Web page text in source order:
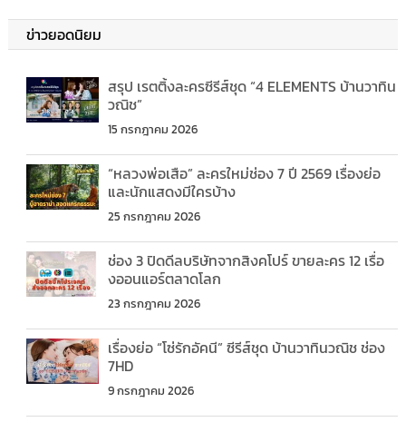
ข่าวยอดนิยม
สรุป เรตติ้งละครซีรีส์ชุด “4 ELEMENTS บ้านวาทิน
วณิช”
15 กรกฎาคม 2026
“หลวงพ่อเสือ” ละครใหม่ช่อง 7 ปี 2569 เรื่องย่อ
และนักแสดงมีใครบ้าง
25 กรกฎาคม 2026
ช่อง 3 ปิดดีลบริษัทจากสิงคโปร์ ขายละคร 12 เรื่อ
งออนแอร์ตลาดโลก
23 กรกฎาคม 2026
เรื่องย่อ “โซ่รักอัคนี” ซีรีส์ชุด บ้านวาทินวณิช ช่อง
7HD
9 กรกฎาคม 2026